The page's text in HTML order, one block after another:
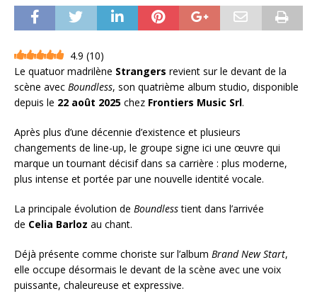
4.9 (10)
Le quatuor madrilène Strangers revient sur le devant de la
scène avec Boundless, son quatrième album studio, disponible
depuis le 22 août 2025 chez Frontiers Music Srl.
Après plus d’une décennie d’existence et plusieurs
changements de line-up, le groupe signe ici une œuvre qui
marque un tournant décisif dans sa carrière : plus moderne,
plus intense et portée par une nouvelle identité vocale.
La principale évolution de Boundlesstient dans l’arrivée
de Celia Barloz au chant.
Déjà présente comme choriste sur l’album Brand New Start,
elle occupe désormais le devant de la scène avec une voix
puissante, chaleureuse et expressive.